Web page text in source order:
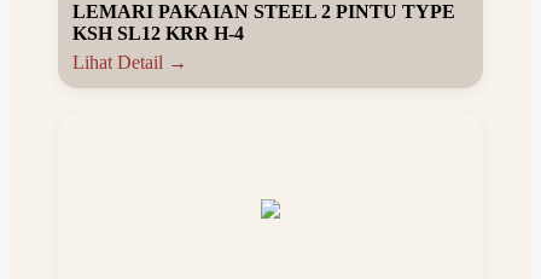
LEMARI PAKAIAN STEEL 2 PINTU TYPE
KSH SL12 KRR H-4
Lihat Detail →